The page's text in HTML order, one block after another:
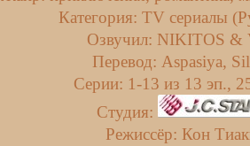
Категория: TV сериалы
Озвучил: NIKITOS &
Перевод: Aspasiya,
Серии: 1-13 из 13 эп.,
Студия:
Режиссёр: Кон